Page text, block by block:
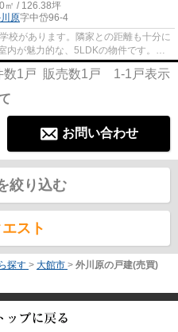
㎡ / 126.38坪
原字中岱96-4
校があります。隣家との距離も十分に
内が魅力的な、5LDKの物件です。リ
ことで、...
数1 戸 販売数1 戸 1-1 戸表示
お問い合わせ
絞り込む
スト
探す > 大館市 > 外川原の戸建(売買)